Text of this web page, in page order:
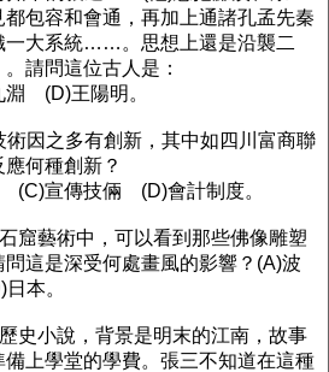
包容和會通，再加上通諸孔孟先秦
一大系統……。思想上還是沿襲二
請問這位古人是：
(D)王陽明。
因之多有創新，其中如四川富商聯
何種創新？
宣傳技倆 (D)會計制度。
窟藝術中，可以看到那些佛像雕塑
這是深受何處畫風的影響？(A)波
本。
史小說，背景是明末的江南，故事
上學堂的學費。張三不知道在這種